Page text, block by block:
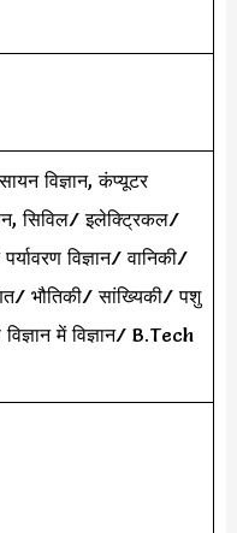
विज्ञान, कंप्यूटर
सिविल/ इलेक्ट्रिकल/
विज्ञान/ वानिकी/
भौतिकी/ सांख्यिकी/ पशु
विज्ञान में विज्ञान/ B.Tech